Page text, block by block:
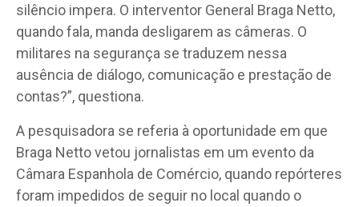
silêncio impera. O interventor General Braga Netto,
quando fala, manda desligarem as câmeras. O
militares na segurança se traduzem nessa
ausência de diálogo, comunicação e prestação de
contas?”, questiona.
A pesquisadora se referia à oportunidade em que
Braga Netto vetou jornalistas em um evento da
Câmara Espanhola de Comércio, quando repórteres
foram impedidos de seguir no local quando o